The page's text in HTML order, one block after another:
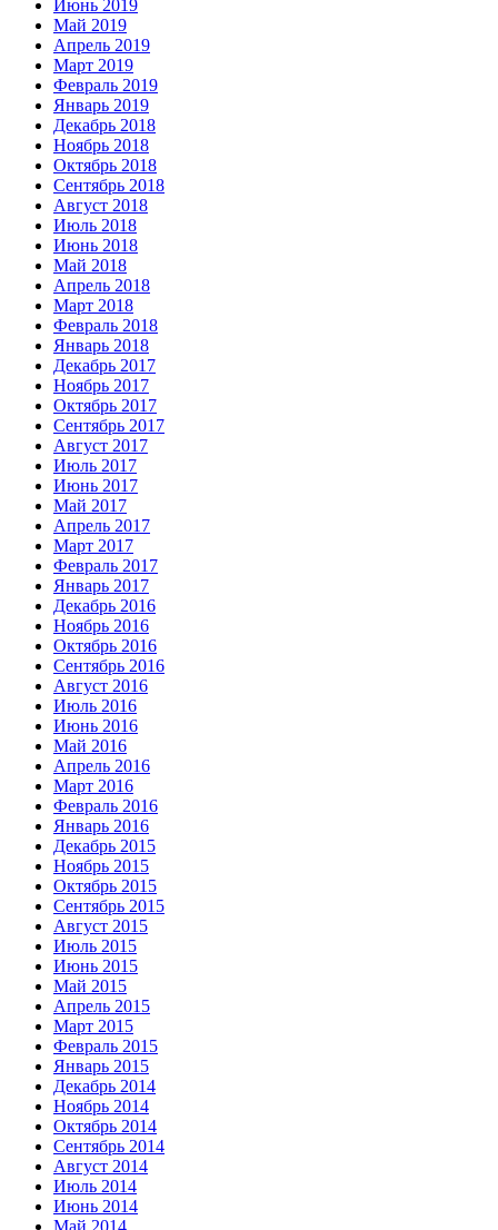
Июнь 2019
Май 2019
Апрель 2019
Март 2019
Февраль 2019
Январь 2019
Декабрь 2018
Ноябрь 2018
Октябрь 2018
Сентябрь 2018
Август 2018
Июль 2018
Июнь 2018
Май 2018
Апрель 2018
Март 2018
Февраль 2018
Январь 2018
Декабрь 2017
Ноябрь 2017
Октябрь 2017
Сентябрь 2017
Август 2017
Июль 2017
Июнь 2017
Май 2017
Апрель 2017
Март 2017
Февраль 2017
Январь 2017
Декабрь 2016
Ноябрь 2016
Октябрь 2016
Сентябрь 2016
Август 2016
Июль 2016
Июнь 2016
Май 2016
Апрель 2016
Март 2016
Февраль 2016
Январь 2016
Декабрь 2015
Ноябрь 2015
Октябрь 2015
Сентябрь 2015
Август 2015
Июль 2015
Июнь 2015
Май 2015
Апрель 2015
Март 2015
Февраль 2015
Январь 2015
Декабрь 2014
Ноябрь 2014
Октябрь 2014
Сентябрь 2014
Август 2014
Июль 2014
Июнь 2014